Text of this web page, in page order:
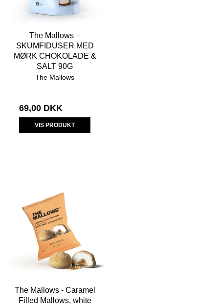
The Mallows –
SKUMFIDUSER MED
MØRK CHOKOLADE &
SALT 90G
The Mallows
69,00 DKK
VIS PRODUKT
The Mallows - Caramel
Filled Mallows, white